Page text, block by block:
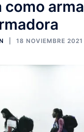
como arma
18 NOVIEMBRE 2021